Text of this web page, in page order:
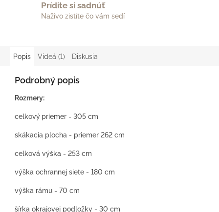
Prídite si sadnúť
Naživo zistíte čo vám sedí
Popis Videá (1) Diskusia
Podrobný popis
Rozmery:
celkový priemer - 305 cm
skákacia plocha - priemer 262 cm
celková výška - 253 cm
výška ochrannej siete - 180 cm
výška rámu - 70 cm
šírka okrajovej podložky - 30 cm